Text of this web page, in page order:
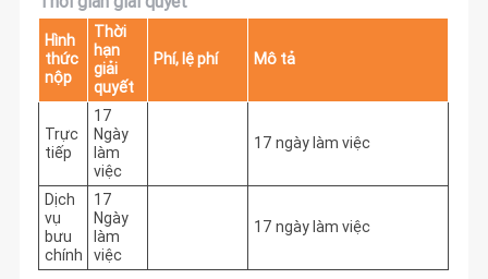
Hình
thức
nộp
Thời
hạn
giải
quyết
Phí, lệ phí Mô tả
Trực
tiếp
17
Ngày
làm
việc
17 ngày làm việc
Dịch
vụ
bưu
chính
17
Ngày
làm
việc
17 ngày làm việc